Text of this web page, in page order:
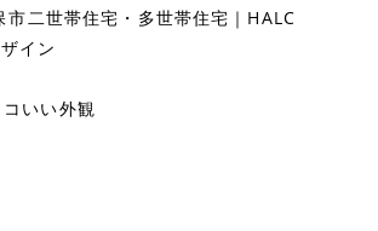
二世帯住宅・多世帯住宅｜HALC
イン
いい外観